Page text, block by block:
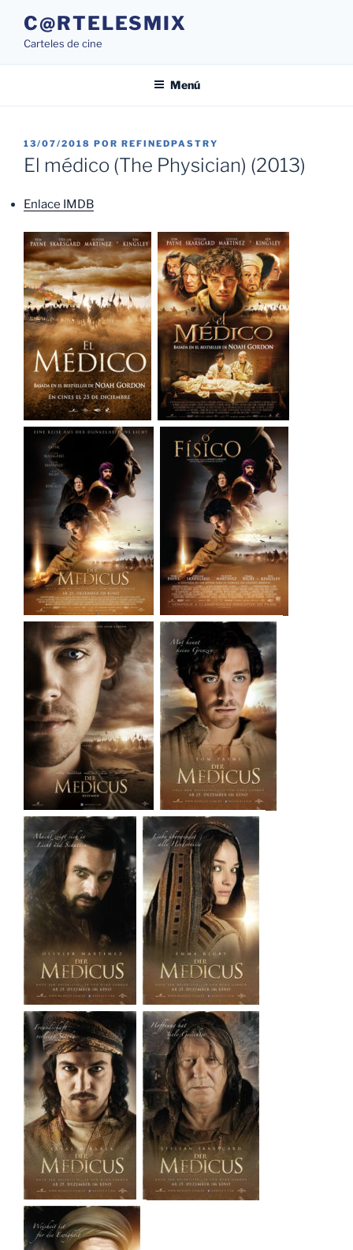
contenido
C@RTELESMIX
Carteles de cine
Menú
PUBLICADO
EL
13/07/2018 POR REFINEDPASTRY
El médico (The Physician) (2013)
Enlace IMDB